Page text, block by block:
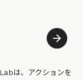
は、アクションを